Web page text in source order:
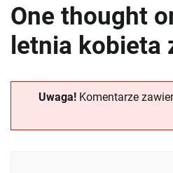
One thought
letnia kobieta
Uwaga!Komentarze